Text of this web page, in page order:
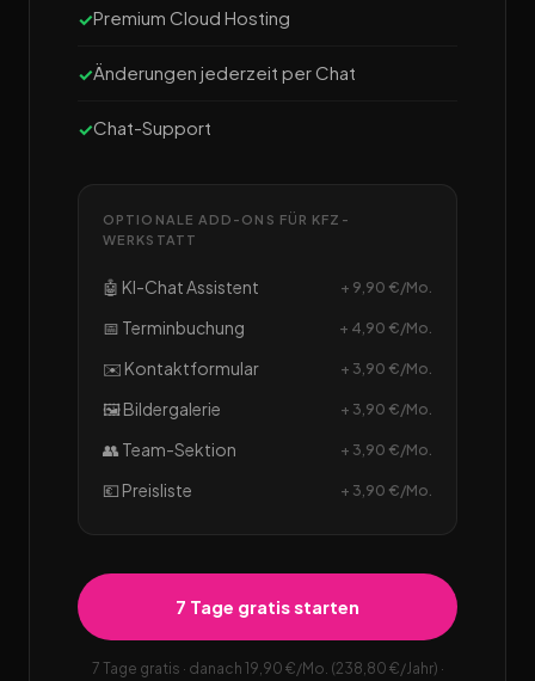
Premium Cloud Hosting
Änderungen jederzeit per Chat
Chat-Support
OPTIONALE ADD-ONS FÜR KFZ-
WERKSTATT
🤖 KI-Chat Assistent + 9,90 €/Mo.
📅 Terminbuchung + 4,90 €/Mo.
✉️ Kontaktformular + 3,90 €/Mo.
🖼️ Bildergalerie + 3,90 €/Mo.
👥 Team-Sektion + 3,90 €/Mo.
💶 Preisliste + 3,90 €/Mo.
7 Tage gratis starten
7 Tage gratis · danach 19,90 €/Mo. (238,80 €/Jahr) ·